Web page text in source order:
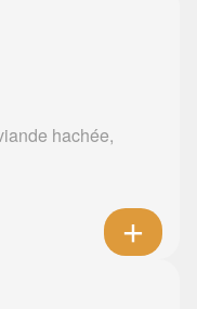
hachée,